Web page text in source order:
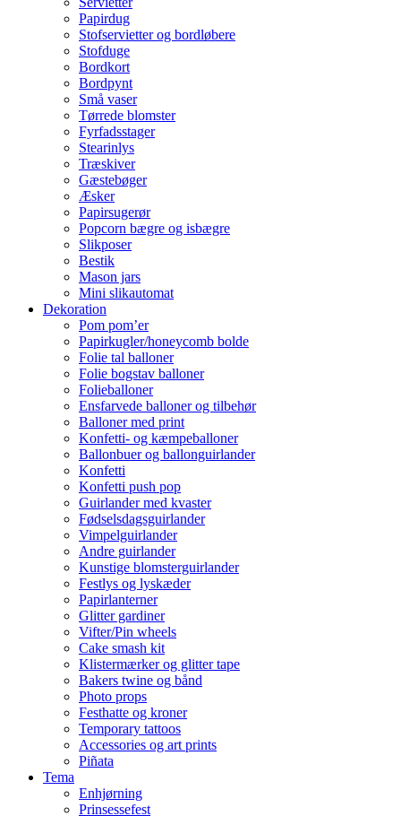
Papirdug
Stofservietter og bordløbere
Stofduge
Bordkort
Bordpynt
Små vaser
Tørrede blomster
Fyrfadsstager
Stearinlys
Træskiver
Gæstebøger
Æsker
Papirsugerør
Popcorn bægre og isbægre
Slikposer
Bestik
Mason jars
Mini slikautomat
Dekoration
Pom pom’er
Papirkugler/honeycomb bolde
Folie tal balloner
Folie bogstav balloner
Folieballoner
Ensfarvede balloner og tilbehør
Balloner med print
Konfetti- og kæmpeballoner
Ballonbuer og ballonguirlander
Konfetti
Konfetti push pop
Guirlander med kvaster
Fødselsdagsguirlander
Vimpelguirlander
Andre guirlander
Kunstige blomsterguirlander
Festlys og lyskæder
Papirlanterner
Glitter gardiner
Vifter/Pin wheels
Cake smash kit
Klistermærker og glitter tape
Bakers twine og bånd
Photo props
Festhatte og kroner
Temporary tattoos
Accessories og art prints
Piñata
Tema
Enhjørning
Prinsessefest